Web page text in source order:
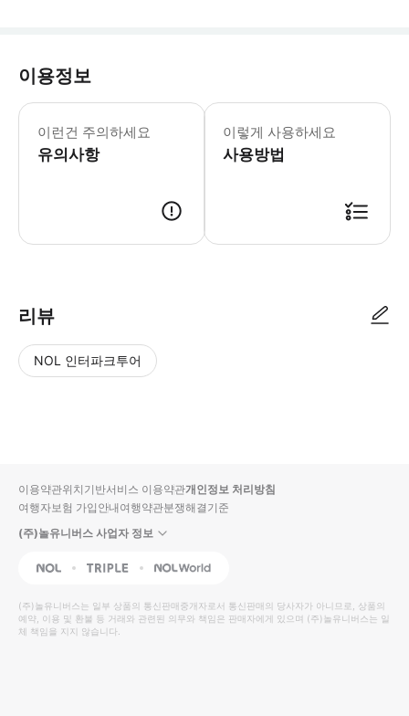
이용정보
이런건 주의하세요
유의사항
이렇게 사용하세요
사용방법
리뷰
NOL 인터파크투어
입니
다.
높
은
순
동
영
상
순
상
이용약관위치기반서비스 이용약관개인정보 처리방침
여행자보험 가입안내여행약관분쟁해결기준
(주)놀유니버스 사업자 정보
NOL Triple Interpark Global
(주)놀유니버스는 일부 상품의 통신판매중개자로서 통신판매의 당사자가 아니므로, 상품의
예약, 이용 및 환불 등 거래와 관련된 의무와 책임은 판매자에게 있으며 (주)놀유니버스는 일
체 책임을 지지 않습니다.